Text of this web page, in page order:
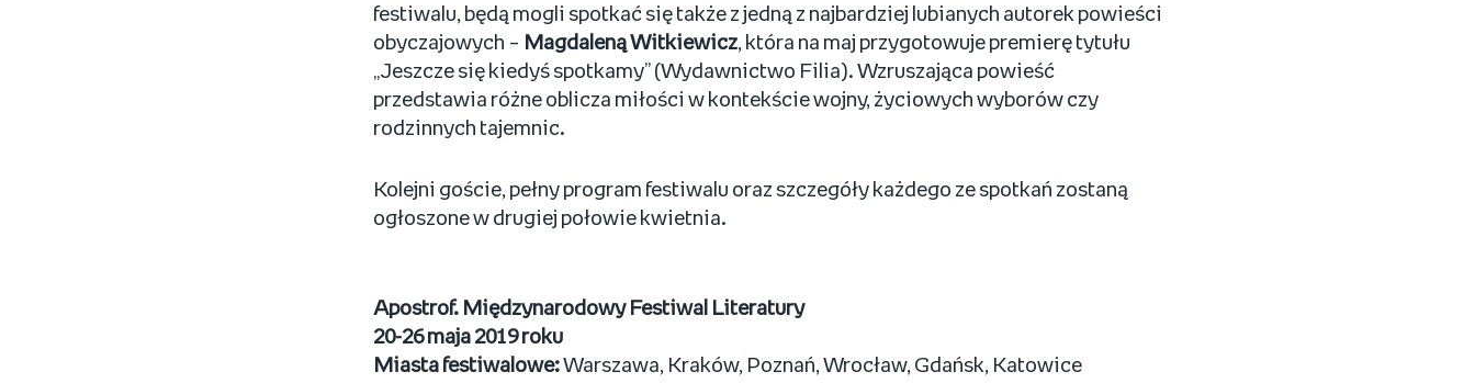
festiwalu, będą mogli spotkać się także z jedną z najbardziej lubianych autorek powieści
obyczajowych – Magdaleną Witkiewicz, która na maj przygotowuje premierę tytułu
„Jeszcze się kiedyś spotkamy” (Wydawnictwo Filia). Wzruszająca powieść
przedstawia różne oblicza miłości w kontekście wojny, życiowych wyborów czy
rodzinnych tajemnic.
Kolejni goście, pełny program festiwalu oraz szczegóły każdego ze spotkań zostaną
ogłoszone w drugiej połowie kwietnia.
Apostrof. Międzynarodowy Festiwal Literatury
20-26 maja 2019 roku
Miasta festiwalowe:Warszawa, Kraków, Poznań, Wrocław, Gdańsk, Katowice